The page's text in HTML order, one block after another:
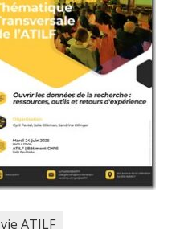
vie ATILF